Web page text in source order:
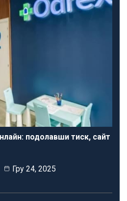
подолавши тиск, сайт
Гру 24, 2025